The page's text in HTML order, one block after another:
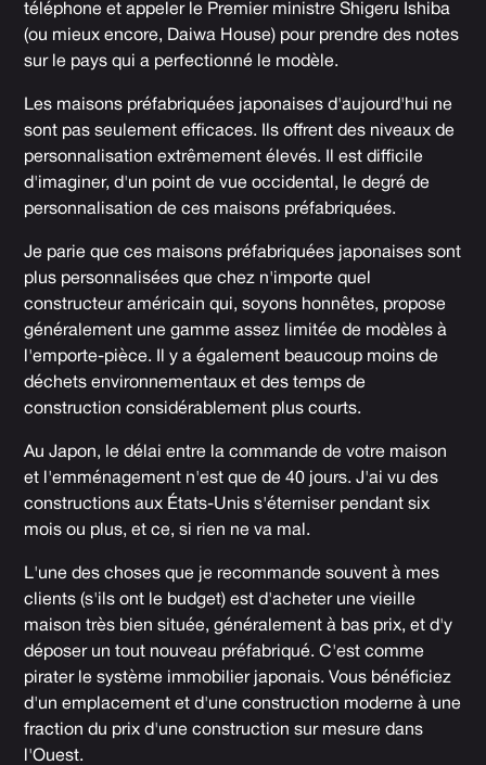
téléphone et appeler le Premier ministre Shigeru Ishiba
(ou mieux encore, Daiwa House) pour prendre des notes
sur le pays qui a perfectionné le modèle.
Les maisons préfabriquées japonaises d'aujourd'hui ne
sont pas seulement efficaces. Ils offrent des niveaux de
personnalisation extrêmement élevés. Il est difficile
d'imaginer, d'un point de vue occidental, le degré de
personnalisation de ces maisons préfabriquées.
Je parie que ces maisons préfabriquées japonaises sont
plus personnalisées que chez n'importe quel
constructeur américain qui, soyons honnêtes, propose
généralement une gamme assez limitée de modèles à
l'emporte-pièce. Il y a également beaucoup moins de
déchets environnementaux et des temps de
construction considérablement plus courts.
Au Japon, le délai entre la commande de votre maison
et l'emménagement n'est que de 40 jours. J'ai vu des
constructions aux États-Unis s'éterniser pendant six
mois ou plus, et ce, si rien ne va mal.
L'une des choses que je recommande souvent à mes
clients (s'ils ont le budget) est d'acheter une vieille
maison très bien située, généralement à bas prix, et d'y
déposer un tout nouveau préfabriqué. C'est comme
pirater le système immobilier japonais. Vous bénéficiez
d'un emplacement et d'une construction moderne à une
fraction du prix d'une construction sur mesure dans
l'Ouest.